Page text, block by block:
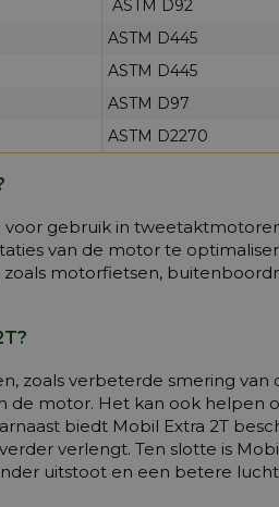
ASTM D92
ASTM D445
ASTM D445
ASTM D97
ASTM D2270
voor gebruik in
van de motor te
motorfietsen,
zoals verbeterde smering van
de motor. Het kan ook helpen
biedt Mobil Extra 2T
verlengt. Ten slotte is
uitstoot en een betere